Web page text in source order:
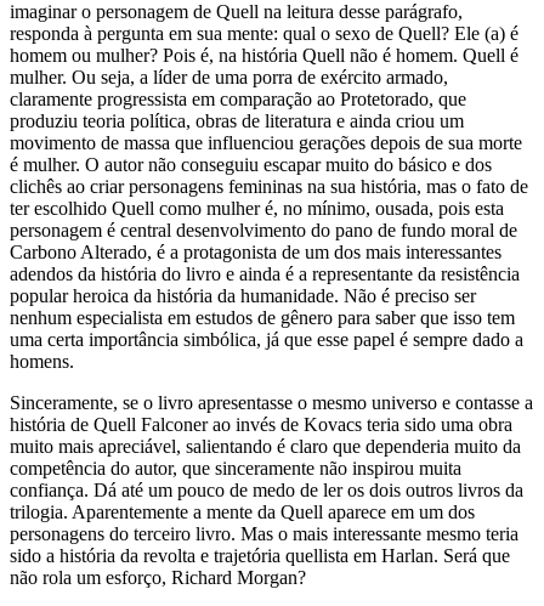
imaginar o personagem de Quell na leitura desse parágrafo,
responda à pergunta em sua mente: qual o sexo de Quell? Ele (a) é
homem ou mulher? Pois é, na história Quell não é homem. Quell é
mulher. Ou seja, a líder de uma porra de exército armado,
claramente progressista em comparação ao Protetorado, que
produziu teoria política, obras de literatura e ainda criou um
movimento de massa que influenciou gerações depois de sua morte
é mulher. O autor não conseguiu escapar muito do básico e dos
clichês ao criar personagens femininas na sua história, mas o fato de
ter escolhido Quell como mulher é, no mínimo, ousada, pois esta
personagem é central desenvolvimento do pano de fundo moral de
Carbono Alterado, é a protagonista de um dos mais interessantes
adendos da história do livro e ainda é a representante da resistência
popular heroica da história da humanidade. Não é preciso ser
nenhum especialista em estudos de gênero para saber que isso tem
uma certa importância simbólica, já que esse papel é sempre dado a
homens.
Sinceramente, se o livro apresentasse o mesmo universo e contasse a
história de Quell Falconer ao invés de Kovacs teria sido uma obra
muito mais apreciável, salientando é claro que dependeria muito da
competência do autor, que sinceramente não inspirou muita
confiança. Dá até um pouco de medo de ler os dois outros livros da
trilogia. Aparentemente a mente da Quell aparece em um dos
personagens do terceiro livro. Mas o mais interessante mesmo teria
sido a história da revolta e trajetória quellista em Harlan. Será que
não rola um esforço, Richard Morgan?